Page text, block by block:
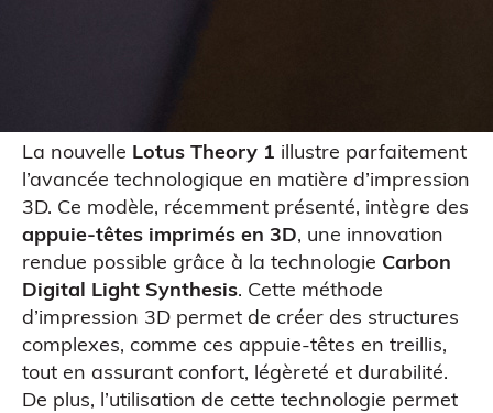
La nouvelle Lotus Theory 1 illustre parfaitement
l’avancée technologique en matière d’impression
3D. Ce modèle, récemment présenté, intègre des
appuie-têtes imprimés en 3D, une innovation
rendue possible grâce à la technologie Carbon
Digital Light Synthesis. Cette méthode
d’impression 3D permet de créer des structures
complexes, comme ces appuie-têtes en treillis,
tout en assurant confort, légèreté et durabilité.
De plus, l’utilisation de cette technologie permet